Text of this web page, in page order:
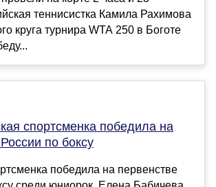
теннисистка Камила Рахимова
круга турнира WTA 250 в Боготе
спортсменка победила на
по боксу
победила на первенстве